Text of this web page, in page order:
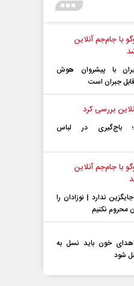
با جام‌جم آنلاین
با پیشرو‌ان هوش
جبران است
بررسی کرد
باج‌گیری در لباس
با جام‌جم آنلاین
ندارد | نوزادان را
محروم نکنیم
خون باید نسل به
شود